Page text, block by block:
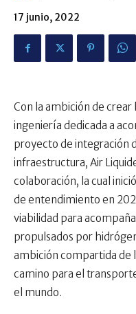
17 junio, 2022
Con la ambición de
ingeniería dedicada a
proyecto de integración
infraestructura, Air
colaboración, la cual
de entendimiento en
viabilidad para
propulsados ​​por
ambición compartida de
camino para el
el mundo.